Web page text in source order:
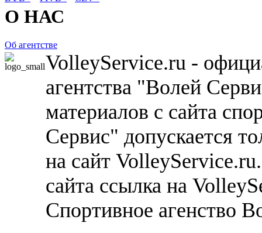
О НАС
Об агентстве
VolleyService.ru -
агентства "Волей
материалов с сайта
Сервис" допускается
на сайт
сайта ссылка на
Спортивное агенство